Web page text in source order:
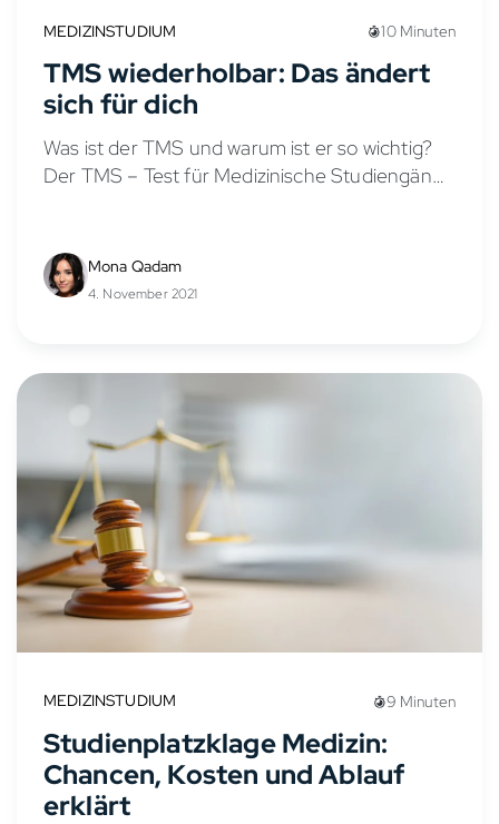
MEDIZINSTUDIUM 10 Minuten
TMS wiederholbar: Das ändert
sich für dich
Was ist der TMS und warum ist er so wichtig?
Der TMS – Test für Medizinische Studiengänge
Deutschland. Der TMS...
Mona Qadam
4. November 2021
MEDIZINSTUDIUM 9 Minuten
Studienplatzklage Medizin:
Chancen, Kosten und Ablauf
erklärt